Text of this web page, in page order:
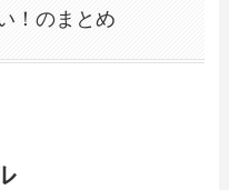
！のまとめ